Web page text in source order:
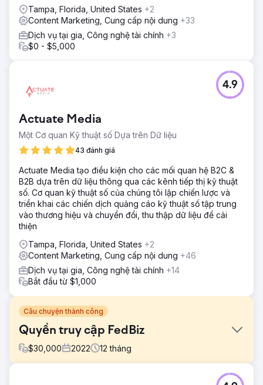
Tampa, Florida, United States +2
Content Marketing, Cung cấp nội dung +33
Dịch vụ tại gia, Công nghệ tài chính +3
$0 - $5,000
Actuate Media
Một Cơ quan Kỹ thuật số Dựa trên Dữ liệu
43 đánh giá
4.9
Actuate Media tạo điều kiện cho các mối quan hệ B2C &
B2B dựa trên dữ liệu thông qua các kênh tiếp thị kỹ thuật
số. Cơ quan kỹ thuật số của chúng tôi lập chiến lược và
triển khai các chiến dịch quảng cáo kỹ thuật số tập trung
vào thương hiệu và chuyển đổi, thu thập dữ liệu để cải
thiện
Tampa, Florida, United States +2
Content Marketing, Cung cấp nội dung +46
Dịch vụ tại gia, Công nghệ tài chính +14
Bắt đầu từ $1,000
Câu chuyện thành công
Quyền truy cập FedBiz
$30,000 2022 12 tháng